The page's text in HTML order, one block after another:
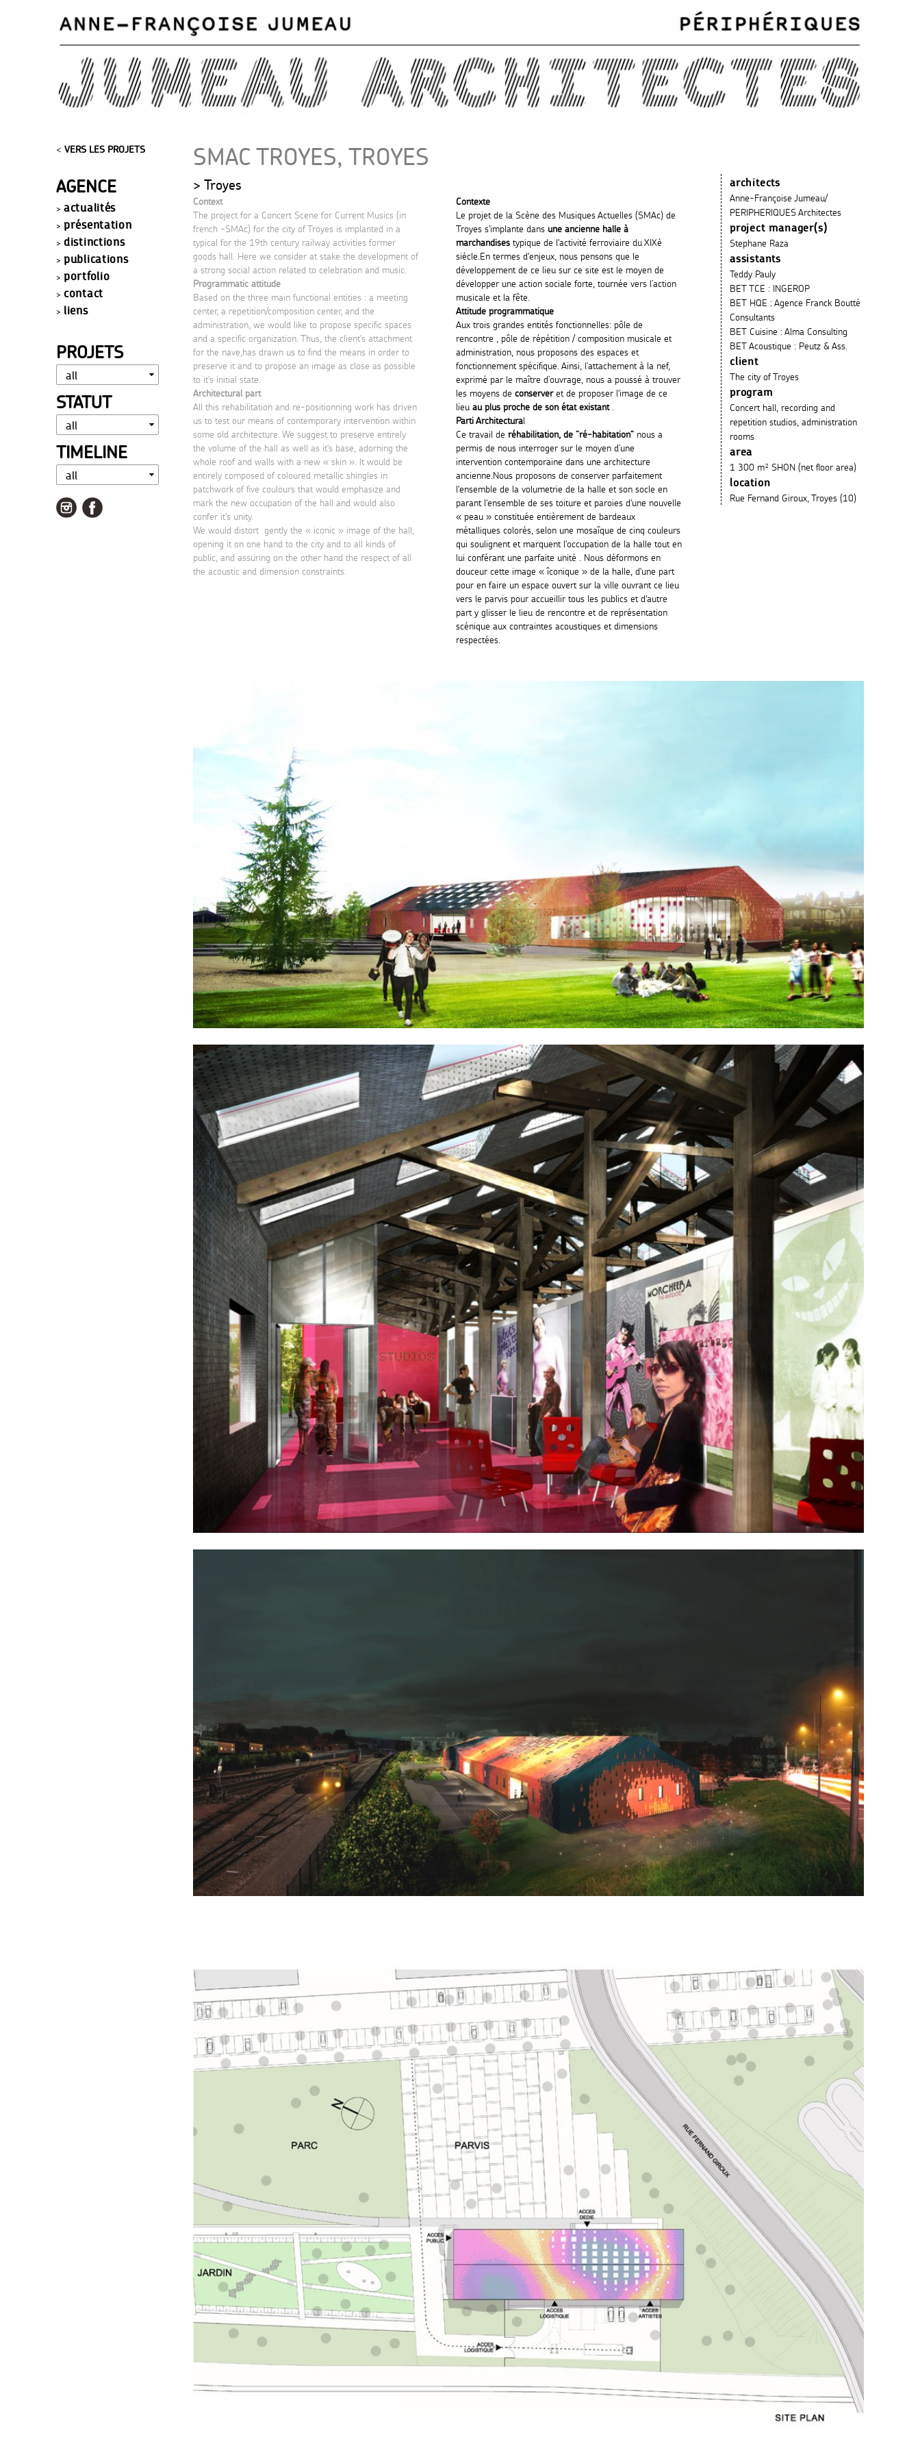
< VERS LES PROJETS
AGENCE
actualités
présentation
distinctions
publications
portfolio
contact
liens
PROJETS
STATUT
TIMELINE
SMAC TROYES, TROYES
Troyes
Context
The project for a Concert Scene for Current Musics (in
french -SMAc) for the city of Troyes is implanted in a
typical for the 19th century railway activities former
goods hall. Here we consider at stake the development of
a strong social action related to celebration and music.
Programmatic attitude
Based on the three main functional entities : a meeting
center, a repetition/composition center, and the
administration, we would like to propose specific spaces
and a specific organization. Thus, the client's attachment
for the nave,has drawn us to find the means in order to
preserve it and to propose an image as close as possible
to it's initial state.
Architectural part
All this rehabilitation and re-positionning work has driven
us to test our means of contemporary intervention within
some old architecture. We suggest to preserve entirely
the volume of the hall as well as it's base, adorning the
whole roof and walls with a new « skin ». It would be
entirely composed of coloured metallic shingles in
patchwork of five coulours that would emphasize and
mark the new occupation of the hall and would also
confer it's unity.
We would distort gently the « iconic » image of the hall,
opening it on one hand to the city and to all kinds of
public, and assuring on the other hand the respect of all
the acoustic and dimension constraints.
Contexte
Le projet de la Scène des Musiques Actuelles (SMAc) de
Troyes s'implante dans une ancienne halle à
marchandises typique de l'activité ferroviaire du XIXè
siècle.En termes d'enjeux, nous pensons que le
développement de ce lieu sur ce site est le moyen de
développer une action sociale forte, tournée vers l’action
musicale et la fête.
Attitude programmatique
Aux trois grandes entités fonctionnelles: pôle de
rencontre , pôle de répétition / composition musicale et
administration, nous proposons des espaces et
fonctionnement spécifique. Ainsi, l’attachement à la nef,
exprimé par le maître d’ouvrage, nous a poussé à trouver
les moyens deconserveret de proposer l'image de ce
lieuau plus proche de son état existant.
Parti Architectural
Ce travail de réhabilitation, de “ré-habitation“ nous a
permis de nous interroger sur le moyen d’une
intervention contemporaine dans une architecture
ancienne.Nous proposons de conserver parfaitement
l'ensemble de la volumetrie de la halle et son socle en
parant l'ensemble de ses toiture et paroies d'une nouvelle
« peau » constituée entièrement de bardeaux
métalliques colorés, selon une mosaîque de cinq couleurs
qui soulignent et marquent l'occupation de la halle tout en
lui conférant une parfaite unité . Nous déformons en
douceur cette image « îconique » de la halle, d'une part
pour en faire un espace ouvert sur la ville ouvrant ce lieu
vers le parvis pour accueillir tous les publics et d'autre
part y glisser le lieu de rencontre et de représentation
scénique aux contraintes acoustiques et dimensions
respectées.
architects
Anne-Françoise Jumeau/
PERIPHERIQUES Architectes
project manager(s)
Stephane Raza
assistants
Teddy Pauly
BET TCE : INGEROP
BET HQE : Agence Franck Boutté
Consultants
BET Cuisine : Alma Consulting
BET Acoustique : Peutz & Ass.
client
The city of Troyes
program
Concert hall, recording and
repetition studios, administration
rooms
area
1 300 m² SHON (net floor area)
location
Rue Fernand Giroux, Troyes (10)